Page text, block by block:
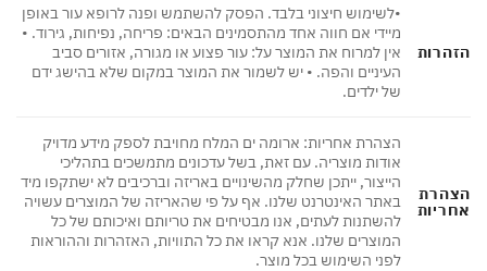
•לשימוש חיצוני בלבד. הפסק להשתמש ופנה לרופא עור באופן
מיידי אם חווה אחד מהתסמינים הבאים: פריחה, נפיחות, גירוד. •
אין למרוח את המוצר על: עור פצוע או מגורה, אזורים סביב
העיניים והפה. • יש לשמור את המוצר במקום שלא בהישג ידם
של ילדים.
הצהרת אחריות: ארומה ים המלח מחויבת לספק מידע מדויק
אודות מוצריה. עם זאת, בשל עדכונים מתמשכים בתהליכי
הייצור, ייתכן שחלק מהשינויים באריזה וברכיבים לא ישתקפו מיד
באתר האינטרנט שלנו. אף על פי שהאריזה של המוצרים עשויה
להשתנות לעתים, אנו מבטיחים את טריותם ואיכותם של כל
המוצרים שלנו. אנא קראו את כל התוויות, האזהרות וההוראות
לפני השימוש בכל מוצר.